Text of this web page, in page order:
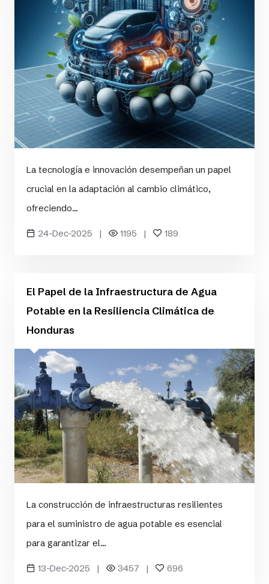
La tecnología e innovación desempeñan un papel
crucial en la adaptación al cambio climático,
ofreciendo...
24-Dec-2025 | 1195 | 189
El Papel de la Infraestructura de Agua
Potable en la Resiliencia Climática de
Honduras
La construcción de infraestructuras resilientes
para el suministro de agua potable es esencial
para garantizar el...
13-Dec-2025 | 3457 | 696